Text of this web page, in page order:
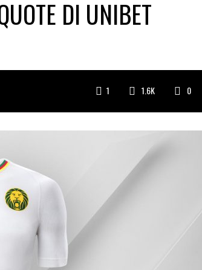
DI UNIBET
1 1.6K 0